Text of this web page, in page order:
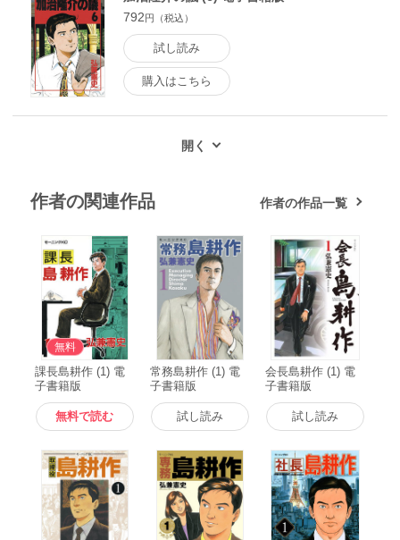
792円（税込）
試し読み
購入はこちら
作者の関連作品 作者の作品一覧
無料
課長島耕作 (1) 電
子書籍版
無料で読む
常務島耕作 (1) 電
子書籍版
試し読み
会長島耕作 (1) 電
子書籍版
試し読み